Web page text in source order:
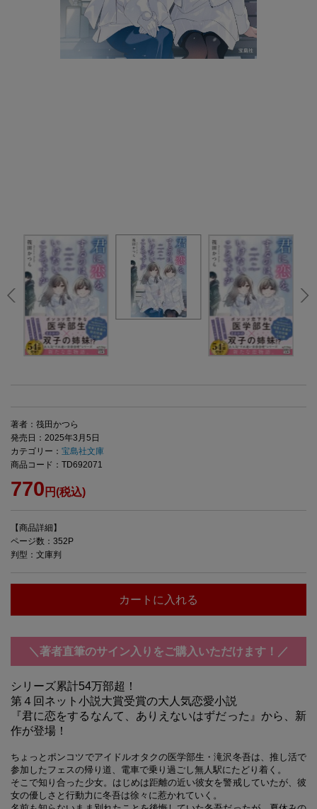
著者：筏田かつら
発売日：2025年3月5日
カテゴリー： 宝島社文庫
商品コード：TD692071
770 円(税込)
【商品詳細】
ページ数：352P
判型：文庫判
カートに入れる
＼著者直筆のサイン入りをご購入いただけます！／
シリーズ累計54万部超！
第４回ネット小説大賞受賞の大人気恋愛小説
『君に恋をするなんて、ありえないはずだった』から、新
作が登場！
ちょっとポンコツでアイドルオタクの医学部生・滝沢冬吾は、推し活で
参加したフェスの帰り道、電車で乗り過ごし無人駅にたどり着く。
そこで知り合った少女。はじめは距離の近い彼女を警戒していたが、彼
女の優しさと行動力に冬吾は徐々に惹かれていく。